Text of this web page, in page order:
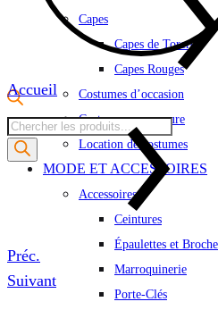
Capes
Capes de Torero
Capes Rouges
Costumes d’occasion
Costumes sur mesure
Location de costumes
MODE ET ACCESSOIRES
Accessoires
Ceintures
Épaulettes et
Marroquinerie
Porte-Clés
Recherche
de
produits
Accueil
Product
navigation
Préc.
Suivant